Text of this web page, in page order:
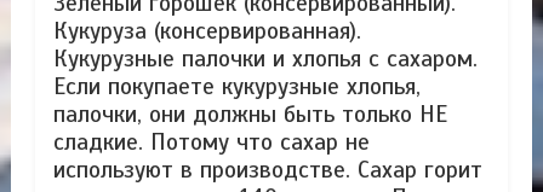
Кукуруза (консервированная).
Кукурузные палочки и хлопья с сахаром.
Если покупаете кукурузные хлопья,
палочки, они должны быть только НЕ
сладкие. Потому что сахар не
используют в производстве. Сахар горит